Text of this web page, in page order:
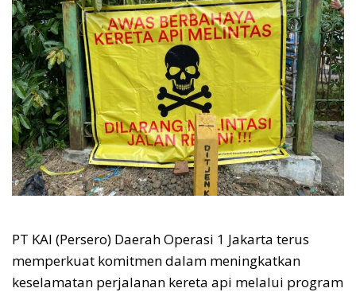
PT KAI (Persero) Daerah Operasi 1 Jakarta terus
memperkuat komitmen dalam meningkatkan
keselamatan perjalanan kereta api melalui program